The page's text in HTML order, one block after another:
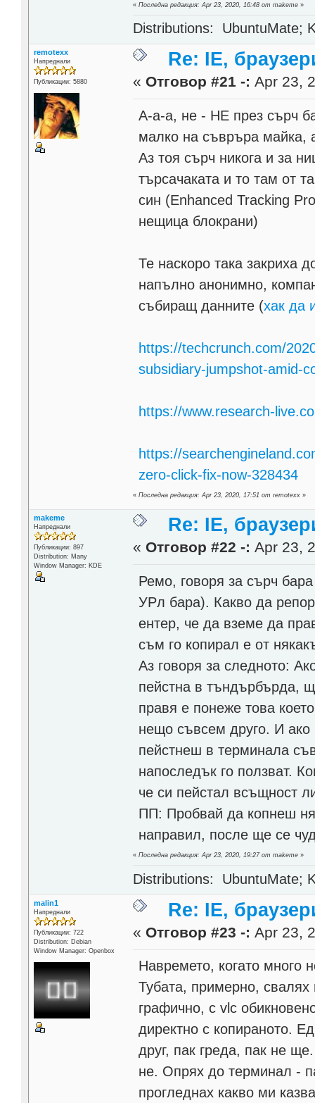
«Последна редакция: Apr 23, 2020, 16:48 от makeme »
Distributions: UbuntuMate;
remotexx
Напреднали
Публикации: 5880
Re: IE,
« Отговор #21 -: Apr 23,
А-а-а, не - НЕ през сърч
малко на съвръра майка,
Аз тоя сърч никога и за
търсачаката и то там от
син (Enhanced Tracking
нещица блокрани)
Те наскоро така закриха
напълно анонимно,
събиращ данните (хак да
https://techcrunch.com/
subsidiary-jumpshot-amid-
https://www.research-
https://
zero-click-fix-now-328434
«Последна редакция: Apr 23, 2020, 17:51 от remotexx »
makeme
Напреднали
Публикации: 897
Distribution: Many
Window Manager: KDE
Re: IE,
« Отговор #22 -: Apr 23,
Ремо, говоря за сърч
УРл бара). Какво да
ентер, че да вземе да
съм го копирал е от
Аз говоря за следното:
пейстна в тъндърбърда,
правя е понеже това
нещо съвсем друго. И ако
пейстнеш в терминала
напоследък го ползват.
че си пейстал всъщност
ПП: Пробвай да копнеш
направил, после ще се
«Последна редакция: Apr 23, 2020, 19:27 от makeme »
Distributions: UbuntuMate;
malin1
Напреднали
Публикации: 722
Distribution: Debian
Window Manager: Openbox
Re: IE,
« Отговор #23 -: Apr 23,
Навремето, когато много
Тубата, примерно,
графично, с vlc
директно с копираното.
друг, пак греда, пак не
не. Опрях до терминал -
прогледнах какво ми